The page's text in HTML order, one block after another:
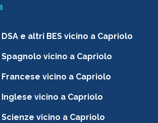
e altri BES vicino a Capriolo
vicino a Capriolo
vicino a Capriolo
vicino a Capriolo
vicino a Capriolo